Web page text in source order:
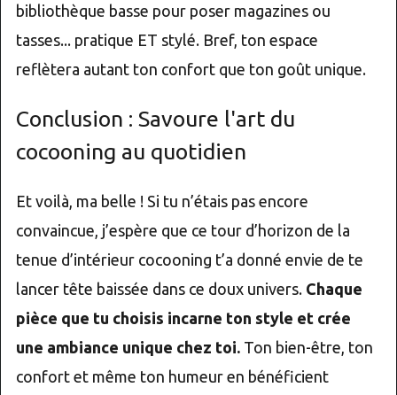
bibliothèque basse pour poser magazines ou
tasses... pratique ET stylé. Bref, ton espace
reflètera autant ton confort que ton goût unique.
Conclusion : Savoure l'art du
cocooning au quotidien
Et voilà, ma belle ! Si tu n’étais pas encore
convaincue, j’espère que ce tour d’horizon de la
tenue d’intérieur cocooning t’a donné envie de te
lancer tête baissée dans ce doux univers. Chaque
pièce que tu choisis incarne ton style et crée
une ambiance unique chez toi.Ton bien-être, ton
confort et même ton humeur en bénéficient